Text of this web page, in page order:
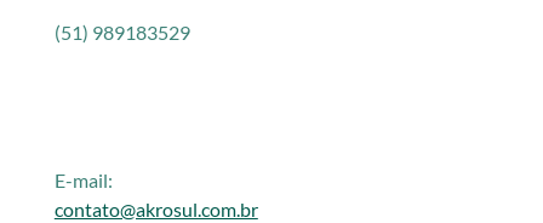
(51) 989183529
E-mail:
contato@akrosul.com.br